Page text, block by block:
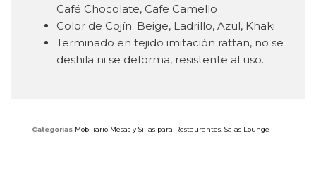
Café Chocolate, Cafe Camello
Color de Cojín: Beige, Ladrillo, Azul, Khaki
Terminado en tejido imitación rattan, no se
deshila ni se deforma, resistente al uso.
Categorías Mobiliario Mesas y Sillas para Restaurantes Salas Lounge